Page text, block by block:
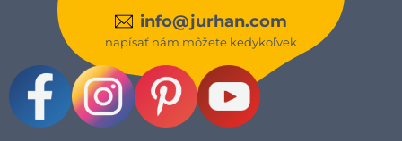
info@jurhan.com
napísať nám môžete kedykoľvek